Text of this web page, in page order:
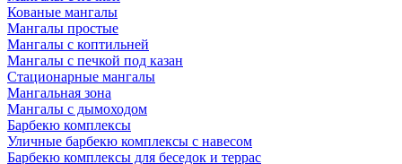
Кованые мангалы
Мангалы простые
Мангалы с коптильней
Мангалы с печкой под казан
Стационарные мангалы
Мангальная зона
Мангалы с дымоходом
Барбекю комплексы
Уличные барбекю комплексы с навесом
Барбекю комплексы для беседок и террас